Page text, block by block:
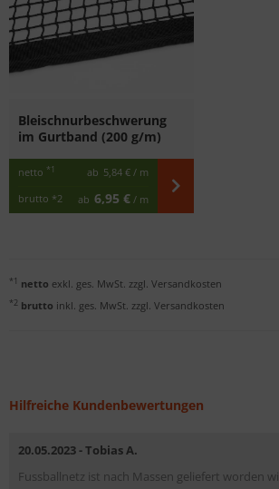
Bleischnurbeschwerung
im Gurtband (200 g/m)
netto *1 ab 5,84 € / m
brutto *2 ab 6,95 € / m
*1 netto exkl. ges. MwSt. zzgl. Versandkosten
*2 brutto inkl. ges. MwSt. zzgl. Versandkosten
Hilfreiche Kundenbewertungen
20.05.2023 - Tobias A.
Fussballnetz ist nach Massen geliefert worden